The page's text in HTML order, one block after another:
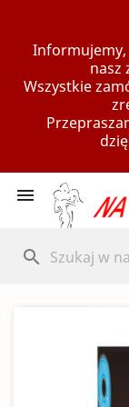
Informujemy,
nasz
Wszystkie

search